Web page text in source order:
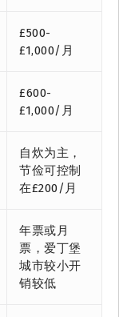
£500-
£1,000/月
£600-
£1,000/月
自炊为主，
节俭可控制
在£200/月
年票或月
票，爱丁堡
城市较小开
销较低